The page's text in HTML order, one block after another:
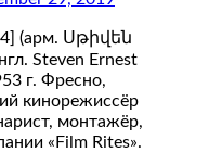
(арм. Սթիվեն
Steven Ernest
г. Фресно,
кинорежиссёр
монтажёр,
«Film Rites».